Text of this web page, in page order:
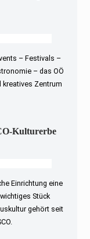
– Festivals –
– das OÖ
kreatives Zentrum
Kulturerbe
Einrichtung eine
Stück
gehört seit